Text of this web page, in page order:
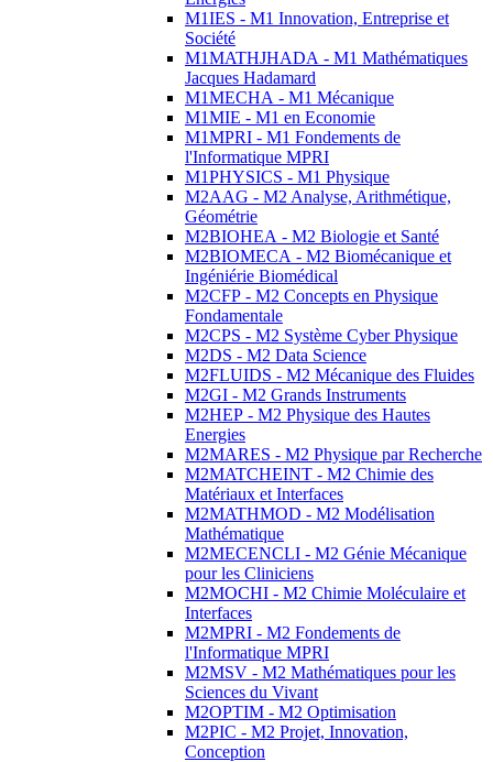
M1IES - M1 Innovation, Entreprise et
Société
M1MATHJHADA - M1 Mathématiques
Jacques Hadamard
M1MECHA - M1 Mécanique
M1MIE - M1 en Economie
M1MPRI - M1 Fondements de
l'Informatique MPRI
M1PHYSICS - M1 Physique
M2AAG - M2 Analyse, Arithmétique,
Géométrie
M2BIOHEA - M2 Biologie et Santé
M2BIOMECA - M2 Biomécanique et
Ingéniérie Biomédical
M2CFP - M2 Concepts en Physique
Fondamentale
M2CPS - M2 Système Cyber Physique
M2DS - M2 Data Science
M2FLUIDS - M2 Mécanique des Fluides
M2GI - M2 Grands Instruments
M2HEP - M2 Physique des Hautes
Energies
M2MARES - M2 Physique par Recherche
M2MATCHEINT - M2 Chimie des
Matériaux et Interfaces
M2MATHMOD - M2 Modélisation
Mathématique
M2MECENCLI - M2 Génie Mécanique
pour les Cliniciens
M2MOCHI - M2 Chimie Moléculaire et
Interfaces
M2MPRI - M2 Fondements de
l'Informatique MPRI
M2MSV - M2 Mathématiques pour les
Sciences du Vivant
M2OPTIM - M2 Optimisation
M2PIC - M2 Projet, Innovation,
Conception